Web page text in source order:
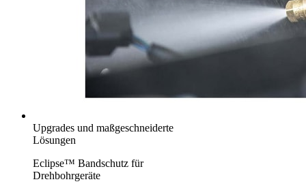
Upgrades und maßgeschneiderte
Lösungen
Eclipse™ Bandschutz für
Drehbohrgeräte